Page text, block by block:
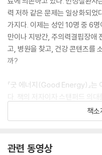
력 저하 같은 문제는 일상화되었
가지다. 이제는 성인 10명 중 6
만이나 지방간, 주의력결핍장애
고, 병원을 찾고, 건강 콘텐츠를
까?
『굿 에너지(Good Energy)』는
다. 책의 저자이자 스탠퍼드 의
제는 병명이 아니라, 우리 몸의
다는 것”이라고 말한다. 저자는
대한 연구에 매진했다. 그리고 수
책소
관련 동영상